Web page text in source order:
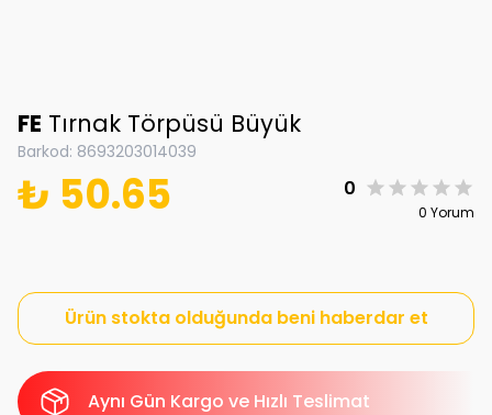
FE Tırnak Törpüsü Büyük
Barkod: 8693203014039
₺ 50.65 0
0 Yorum
Ürün stokta olduğunda beni haberdar et
Aynı Gün Kargo ve Hızlı Teslimat